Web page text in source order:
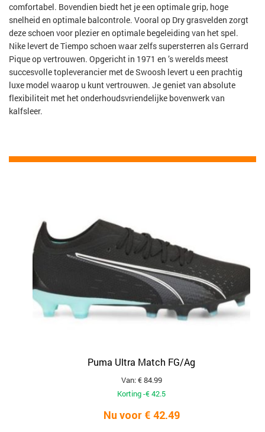
comfortabel. Bovendien biedt het je een optimale grip, hoge
snelheid en optimale balcontrole. Vooral op Dry grasvelden zorgt
deze schoen voor plezier en optimale begeleiding van het spel.
Nike levert de Tiempo schoen waar zelfs supersterren als Gerrard
Pique op vertrouwen. Opgericht in 1971 en ’s werelds meest
succesvolle topleverancier met de Swoosh levert u een prachtig
luxe model waarop u kunt vertrouwen. Je geniet van absolute
flexibiliteit met het onderhoudsvriendelijke bovenwerk van
kalfsleer.
Puma Ultra Match FG/Ag
Van: € 84.99
Korting -€ 42.5
Nu voor € 42.49